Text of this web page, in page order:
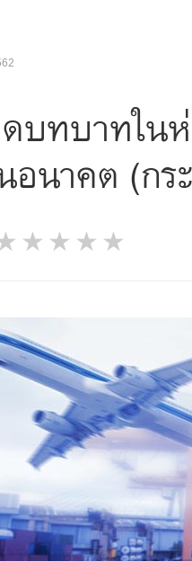
บทบาทใน
อนาคต (ก
4 stars
3 stars
2 stars
1 star